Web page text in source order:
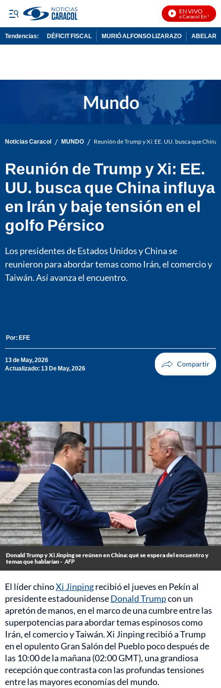
EN VIVO
Noticias Caracol En Vivo
Tendencias: DÉFICIT FISCAL MURIÓ ALFONSO LIZARAZO
Noticias Caracol / MUNDO / Reunión de Trump y Xi: EE. UU. busca que
Reunión de Trump y Xi: EE.
UU. busca que China influya
en Irán y baje tensión en el
golfo Pérsico
Los presidentes de Estados Unidos y China se
reunieron para abordar temas como Irán, el comercio y
Taiwán. Así avanza el encuentro.
Por: EFE
13 de May, 2026
Actualizado: 13 De May, 2026
Donald Trump y Xi Jinping se reúnen en China: qué se espera del encuentro y
temas que hablarían - AFP
El líder chinoXi Jinpingrecibió el jueves en Pekín al
presidente estadounidenseDonald Trumpcon un
apretón de manos, en el marco de una cumbre entre las
superpotencias para abordar temas espinosos como
Irán, el comercio y Taiwán. Xi Jinping recibió a Trump
en el opulento Gran Salón del Pueblo poco después de
las 10:00 de la mañana (02:00 GMT), una grandiosa
recepción que contrasta con las profundas tensiones
entre las mayores economías del mundo.